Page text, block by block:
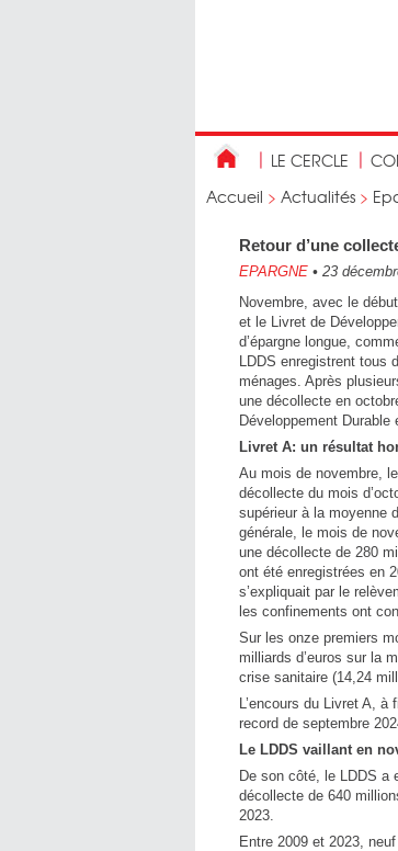
LE CERCLE
Accueil > Actualités >
Retour d’une
EPARGNE • 23
Novembre, avec le
et le Livret de
d’épargne longue,
LDDS enregistrent tous
ménages. Après
une décollecte en
Développement Durable
Livret A: un résultat
Au mois de novembre,
décollecte du mois
supérieur à la moyenne
générale, le mois de
une décollecte de 280
ont été enregistrées en
s’expliquait par le
les confinements ont
Sur les onze premiers
milliards d’euros sur la
crise sanitaire (14,24
L’encours du Livret A,
record de septembre
Le LDDS vaillant en
De son côté, le LDDS a
décollecte de 640
2023.
Entre 2009 et 2023,